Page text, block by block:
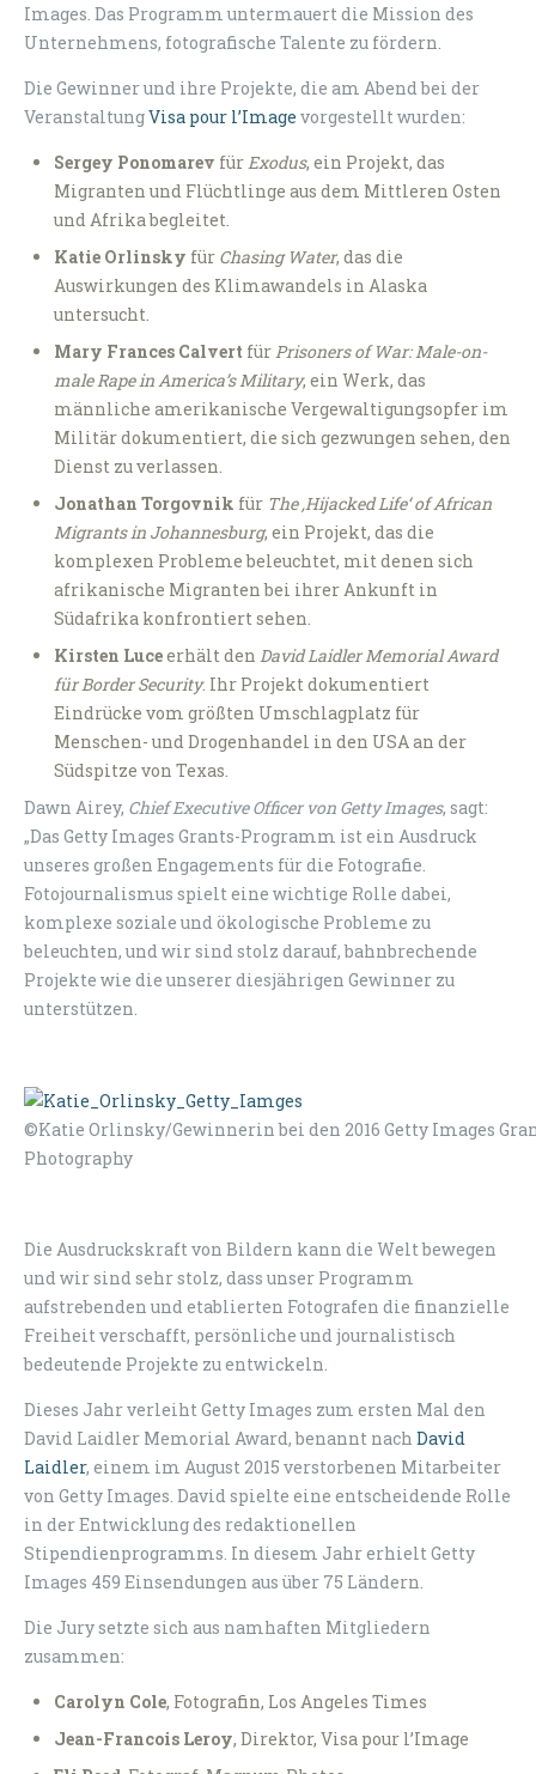
Images. Das Programm untermauert die Mission des
Unternehmens, fotografische Talente zu fördern.
Die Gewinner und ihre Projekte, die am Abend bei der
VeranstaltungVisa pour l’Image vorgestellt wurden:
Sergey Ponomarev für Exodus, ein Projekt, das
Migranten und Flüchtlinge aus dem Mittleren Osten
und Afrika begleitet.
Katie Orlinsky für Chasing Water, das die
Auswirkungen des Klimawandels in Alaska
untersucht.
Mary Frances Calvert für Prisoners of War: Male-on-
male Rape in America’s Military, ein Werk, das
männliche amerikanische Vergewaltigungsopfer im
Militär dokumentiert, die sich gezwungen sehen, den
Dienst zu verlassen.
Jonathan Torgovnik für The ‚Hijacked Life‘ of African
Migrants in Johannesburg, ein Projekt, das die
komplexen Probleme beleuchtet, mit denen sich
afrikanische Migranten bei ihrer Ankunft in
Südafrika konfrontiert sehen.
Kirsten Luceerhält den David Laidler Memorial Award
für Border Security. Ihr Projekt dokumentiert
Eindrücke vom größten Umschlagplatz für
Menschen- und Drogenhandel in den USA an der
Südspitze von Texas.
Dawn Airey, Chief Executive Officer von Getty Images, sagt:
„Das Getty Images Grants-Programm ist ein Ausdruck
unseres großen Engagements für die Fotografie.
Fotojournalismus spielt eine wichtige Rolle dabei,
komplexe soziale und ökologische Probleme zu
beleuchten, und wir sind stolz darauf, bahnbrechende
Projekte wie die unserer diesjährigen Gewinner zu
unterstützen.
©Katie Orlinsky/Gewinnerin bei den 2016 Getty Images
Photography
Die Ausdruckskraft von Bildern kann die Welt bewegen
und wir sind sehr stolz, dass unser Programm
aufstrebenden und etablierten Fotografen die finanzielle
Freiheit verschafft, persönliche und journalistisch
bedeutende Projekte zu entwickeln.
Dieses Jahr verleiht Getty Images zum ersten Mal den
David Laidler Memorial Award, benannt nach David
Laidler, einem im August 2015 verstorbenen Mitarbeiter
von Getty Images. David spielte eine entscheidende Rolle
in der Entwicklung des redaktionellen
Stipendienprogramms. In diesem Jahr erhielt Getty
Images 459 Einsendungen aus über 75 Ländern.
Die Jury setzte sich aus namhaften Mitgliedern
zusammen:
Carolyn Cole, Fotografin, Los Angeles Times
Jean-Francois Leroy, Direktor, Visa pour l’Image